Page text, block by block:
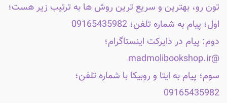
تون رو، بهترین و سریع ترین روش ها به ترتیب زیر هست؛
اول؛ پیام به شماره تلفن؛ 09165435982
دوم: پیام در دایرکت اینستاگرام؛
@madmolibookshop.ir
سوم؛ پیام به ایتا و روبیکا با شماره تلفن؛
09165435982